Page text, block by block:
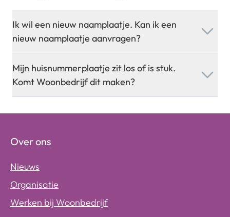
Ik wil een nieuw naamplaatje. Kan ik een
nieuw naamplaatje aanvragen?
Mijn huisnummerplaatje zit los of is stuk.
Komt Woonbedrijf dit maken?
Over ons
Nieuws
Organisatie
Werken bij Woonbedrijf